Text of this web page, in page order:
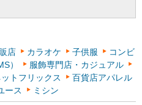
店 カラオケ 子供服
コンビ
）
服飾専門店・カジュアル
ットフリックス
百貨店アパレル
ース ミシン